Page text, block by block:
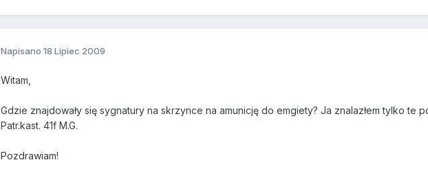
Napisano18 Lipiec 2009
Witam,
Gdzie znajdowały się sygnatury na skrzynce na amunicję do emgiety? Ja znalazłem tylko te
Patr.kast. 41f M.G.
Pozdrawiam!